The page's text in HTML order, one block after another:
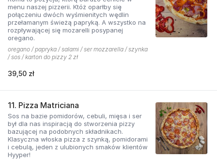
menu naszej pizzerii. Któż oparłby się
połączeniu dwóch wyśmienitych wędlin
przełamanym świeżą papryką. A wszystko na
rozpływającej się mozarelli posypanej
oregano.
oregano / papryka / salami / ser mozzarella / szynka
/ sos / karton do pizzy 2 zł
39,50 zł
11. Pizza Matriciana
Sos na bazie pomidorów, cebuli, mięsa i ser
był dla nas inspiracją do stworzenia pizzy
bazującej na podobnych składnikach.
Klasyczna włoska pizza z szynką, pomidorami
i cebulą, jeden z ulubionych smaków klientów
Hyyper!